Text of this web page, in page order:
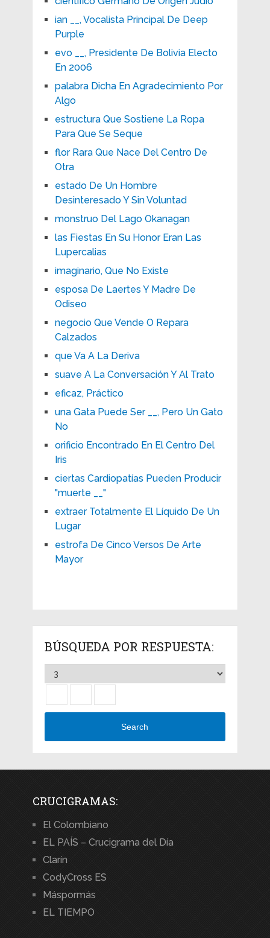
ian __, Vocalista Principal De Deep
Purple
evo __, Presidente De Bolivia Electo
En 2006
palabra Dicha En Agradecimiento Por
Algo
estructura Que Sostiene La Ropa
Para Que Se Seque
flor Rara Que Nace Del Centro De
Otra
estado De Un Hombre
Desinteresado Y Sin Voluntad
monstruo Del Lago Okanagan
las Fiestas En Su Honor Eran Las
Lupercalias
imaginario, Que No Existe
esposa De Laertes Y Madre De
Odiseo
negocio Que Vende O Repara
Calzados
que Va A La Deriva
suave A La Conversación Y Al Trato
eficaz, Práctico
una Gata Puede Ser __, Pero Un Gato
No
orificio Encontrado En El Centro Del
Iris
ciertas Cardiopatías Pueden Producir
"muerte __"
extraer Totalmente El Líquido De Un
Lugar
estrofa De Cinco Versos De Arte
Mayor
BÚSQUEDA POR RESPUESTA:
Search
CRUCIGRAMAS:
El Colombiano
EL PAÍS – Crucigrama del Día
Clarín
CodyCross ES
Máspormás
EL TIEMPO